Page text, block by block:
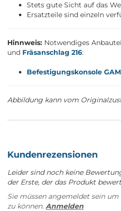
Stets gute Sicht auf das
Ersatzteile sind einzeln
Hinnweis: Notwendiges
und Fräsanschlag 216:
Befestigungskonsole
Abbildung kann vom
Kundenrezensionen
Leider sind noch keine
der Erste, der das Produkt
Sie müssen angemeldet sein
zu können. Anmelden